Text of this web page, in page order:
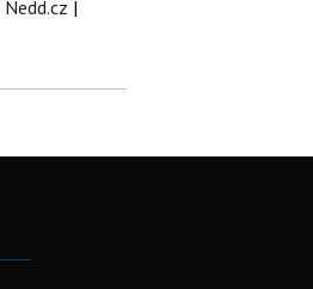
Nedd.cz |